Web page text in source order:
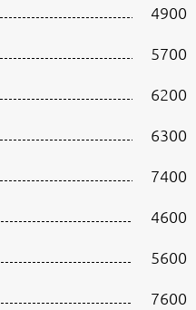
4900
5700
6200
6300
7400
4600
5600
7600